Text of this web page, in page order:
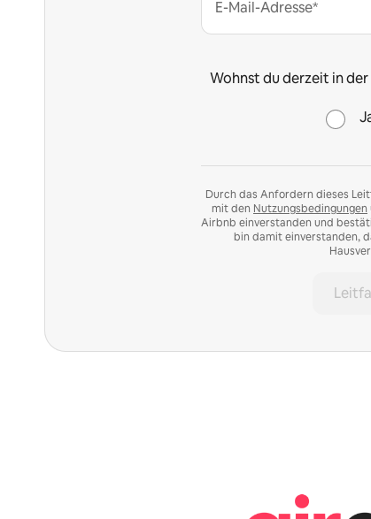
E-Mail-Adresse*
Wohnst du derzeit in
Durch das Anfordern dieses
mit den Nutzungsbedingungen
Airbnb einverstanden und
bin damit einverstanden,